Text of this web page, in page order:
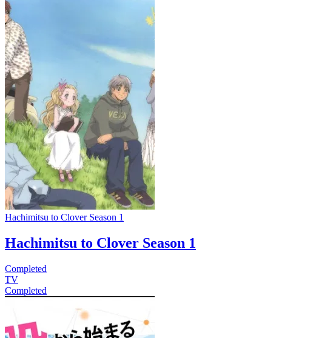
Hachimitsu to Clover Season 1
Hachimitsu to Clover Season 1
Completed
TV
Completed